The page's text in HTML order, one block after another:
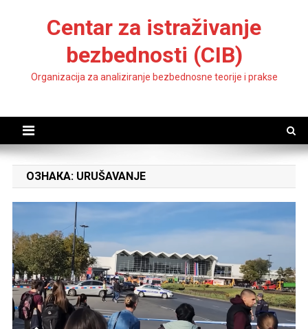
Centar za istraživanje
bezbednosti (CIB)
Organizacija za analiziranje bezbednosne teorije i prakse
ОЗНАКА: URUŠAVANJE